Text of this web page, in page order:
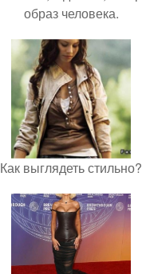
образ человека.
Как выглядеть стильно?